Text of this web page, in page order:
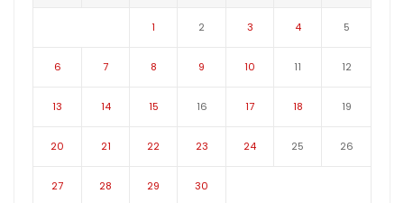
1 2 3 4 5
6 7 8 9 10 11 12
13 14 15 16 17 18 19
20 21 22 23 24 25 26
27 28 29 30